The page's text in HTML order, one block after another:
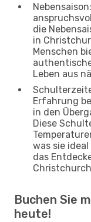
die
in
Menschen
Leben aus
Erfahrung
in den
Diese
was sie
das
Buchen Sie
heute!